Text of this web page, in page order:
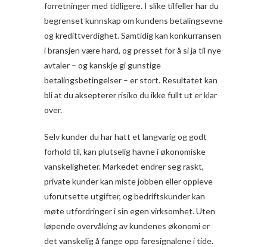
forretninger med tidligere. I slike tilfeller har du
begrenset kunnskap om kundens betalingsevne
og kredittverdighet. Samtidig kan konkurransen
i bransjen være hard, og presset for å si ja til nye
avtaler – og kanskje gi gunstige
betalingsbetingelser – er stort. Resultatet kan
bli at du aksepterer risiko du ikke fullt ut er klar
over.
Selv kunder du har hatt et langvarig og godt
forhold til, kan plutselig havne i økonomiske
vanskeligheter. Markedet endrer seg raskt,
private kunder kan miste jobben eller oppleve
uforutsette utgifter, og bedriftskunder kan
møte utfordringer i sin egen virksomhet. Uten
løpende overvåking av kundenes økonomi er
det vanskelig å fange opp faresignalene i tide.